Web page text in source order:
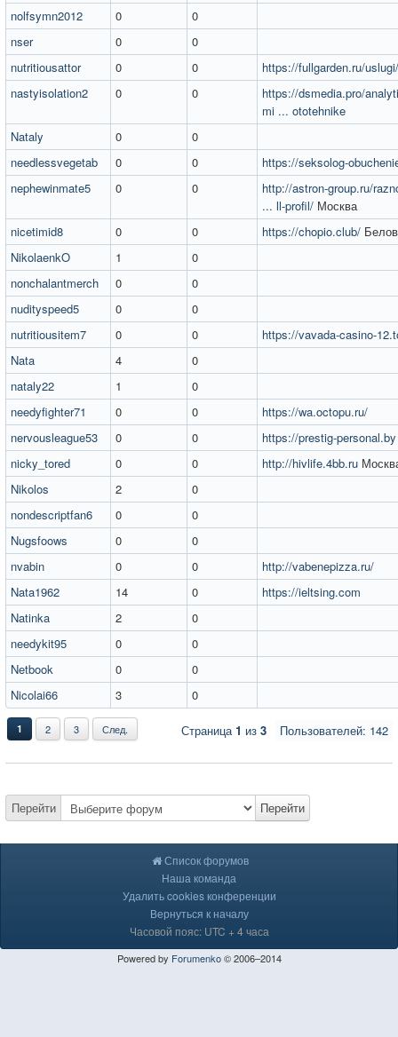
nolfsymn2012 0
0
nser
0
0
nutritiousattor
0 0
https://fullgarden.ru/uslugi/
nastyisolation2
0 0
https://dsmedia.pro/
mi ... ototehnike
Nataly
0
0
needlessvegetab
0 0
https://seksolog-
nephewinmate5
0 0
http://astron-group.ru/
... ll-profil/ Москва
nicetimid8
0 0 https://chopio.club/
NikolaenkO
1
0
nonchalantmerch
0
0
nudityspeed5
0
0
nutritiousitem7
0 0
https://vavada-casino-
Nata
4
0
nataly22
1
0
needyfighter71
0 0
https://wa.octopu.ru/
nervousleague53
0 0 https://prestig-personal.by
nicky_tored
0 0 http://hivlife.4bb.ru
Nikolos
2
0
nondescriptfan6
0
0
Nugsfoows
0
0
nvabin
0 0
http://vabenepizza.ru/
Nata1962
14 0
https://ieltsing.com
Natinka
2
0
needykit95
0
0
Netbook
0
0
Nicolai66
3 0
Пользователей: 142
1 2 3 След. Страница1 из 3
Перейти Перейти
Список форумов
Наша команда
Удалить cookies конференции
Вернуться к началу
Часовой пояс: UTC + 4 часа
Powered by Forumenko© 2006–2014